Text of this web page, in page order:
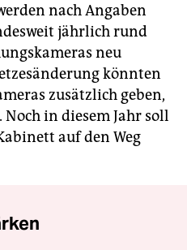
nach Angaben
jährlich rund
neu
könnten
zusätzlich geben,
in diesem Jahr soll
auf den Weg